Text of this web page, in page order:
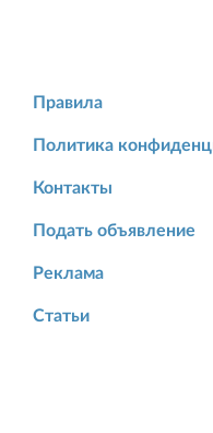
Правила
Политика
Контакты
Подать объявление
Реклама
Статьи